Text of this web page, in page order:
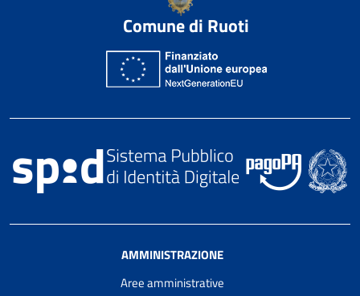
Comune di Ruoti
AMMINISTRAZIONE
Aree amministrative